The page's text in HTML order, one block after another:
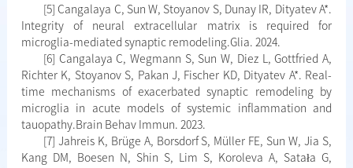
[5] Cangalaya C, Sun W, Stoyanov S, Dunay IR, Dityatev A*.
Integrity of neural extracellular matrix is required for
microglia-mediated synaptic remodeling.Glia. 2024.
[6] Cangalaya C, Wegmann S, Sun W, Diez L, Gottfried A,
Richter K, Stoyanov S, Pakan J, Fischer KD, Dityatev A*. Real-
time mechanisms of exacerbated synaptic remodeling by
microglia in acute models of systemic inflammation and
tauopathy.Brain Behav Immun. 2023.
[7] Jahreis K, Brüge A, Borsdorf S, Müller FE, Sun W, Jia S,
Kang DM, Boesen N, Shin S, Lim S, Koroleva A, Satała G,